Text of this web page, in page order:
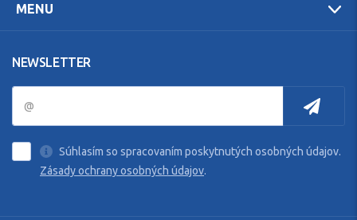
MENU
NEWSLETTER
Súhlasím so spracovaním poskytnutých osobných údajov.
Zásady ochrany osobných údajov.